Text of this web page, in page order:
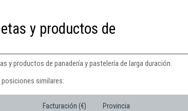
y productos de
y productos de panadería y pastelería de larga duración.
similares:
Facturación (€) Provincia